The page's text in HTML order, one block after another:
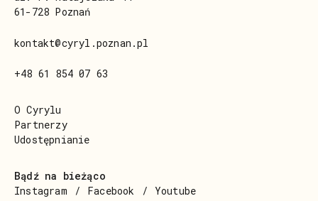
61-728 Poznań
kontakt@cyryl.poznan.pl
+48 61 854 07 63
O Cyrylu
Partnerzy
Udostępnianie
Bądź na bieżąco
Instagram
Facebook Youtube